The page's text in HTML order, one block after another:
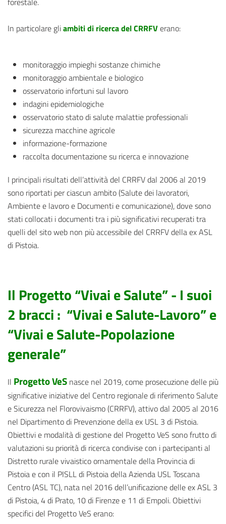
In particolare gliambiti di ricerca del CRRFVerano:
monitoraggio impieghi sostanze chimiche
monitoraggio ambientale e biologico
osservatorio infortuni sul lavoro
indagini epidemiologiche
osservatorio stato di salute malattie professionali
sicurezza macchine agricole
informazione-formazione
raccolta documentazione su ricerca e innovazione
I principali risultati dell’attività del CRRFV dal 2006 al 2019
sono riportati per ciascun ambito (Salute dei lavoratori,
Ambiente e lavoro e Documenti e comunicazione), dove sono
stati collocati i documenti tra i più significativi recuperati tra
quelli del sito web non più accessibile del CRRFV della ex ASL
di Pistoia.
Il Progetto “Vivai e Salute” - I suoi
2 bracci : “Vivai e Salute-Lavoro” e
“Vivai e Salute-Popolazione
generale”
Il Progetto VeS nasce nel 2019, come prosecuzione delle più
significative iniziative del Centro regionale di riferimento Salute
e Sicurezza nel Florovivaismo (CRRFV), attivo dal 2005 al 2016
nel Dipartimento di Prevenzione della ex USL 3 di Pistoia.
Obiettivi e modalità di gestione del Progetto VeS sono frutto di
valutazioni su priorità di ricerca condivise con i partecipanti al
Distretto rurale vivaistico ornamentale della Provincia di
Pistoia e con il PISLL di Pistoia della Azienda USL Toscana
Centro (ASL TC), nata nel 2016 dell’unificazione delle ex ASL 3
di Pistoia, 4 di Prato, 10 di Firenze e 11 di Empoli. Obiettivi
specifici del Progetto VeS erano: